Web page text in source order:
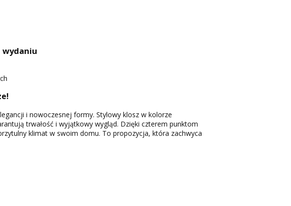
wydaniu
i nowoczesnej formy. Stylowy klosz w kolorze
trwałość i wyjątkowy wygląd. Dzięki czterem punktom
klimat w swoim domu. To propozycja, która zachwyca